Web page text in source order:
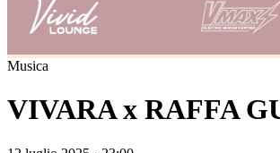
Musica
VIVARA x RAFFA